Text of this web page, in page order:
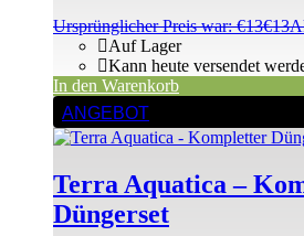
Ursprünglicher Preis war: €13€13
Auf Lager
Kann heute versendet
In den Warenkorb
ANGEBOT
Terra Aquatica –
Düngerset